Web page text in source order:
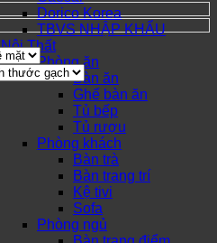
Dorico Korea
TBVS NHẬP KHẨU
Nội Thất
Phòng ăn
Bàn ăn
Ghế bàn ăn
Tủ bếp
Tủ rượu
Phòng khách
Bàn trà
Bàn trang trí
Kệ tivi
Sofa
Phòng ngủ